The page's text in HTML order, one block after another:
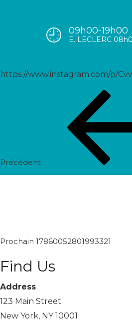
09h00-19h00
E. LECLERC
https://www.instagram.com/p/
Précédent
Prochain
Prochain 17860052801993321
Find Us
Address
123 Main Street
New York, NY 10001